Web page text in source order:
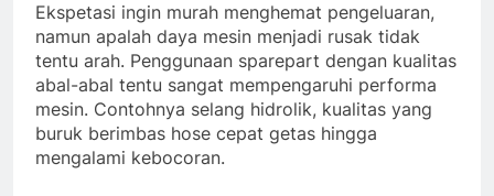
Ekspetasi ingin murah menghemat pengeluaran,
namun apalah daya mesin menjadi rusak tidak
tentu arah. Penggunaan sparepart dengan kualitas
abal-abal tentu sangat mempengaruhi performa
mesin. Contohnya selang hidrolik, kualitas yang
buruk berimbas hose cepat getas hingga
mengalami kebocoran.